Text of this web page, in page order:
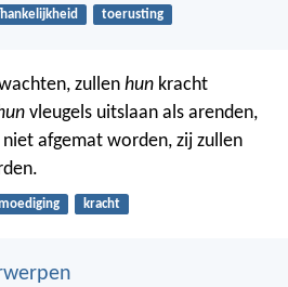
toerusting
zullen hun kracht
vleugels uitslaan als arenden,
niet afgemat worden, zij zullen
kracht